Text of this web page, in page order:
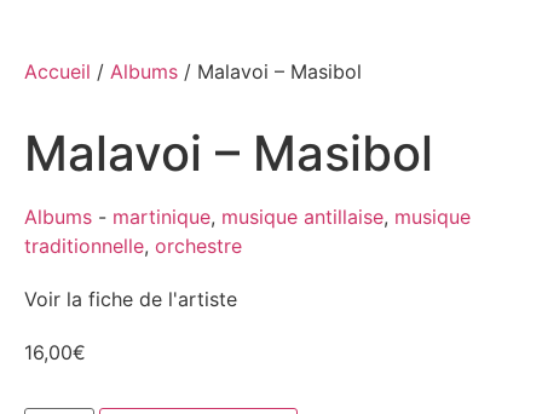
Accueil / Albums / Malavoi – Masibol
Malavoi – Masibol
Albums - martinique, musique antillaise, musique
traditionnelle, orchestre
Voir la fiche de l'artiste
16,00€